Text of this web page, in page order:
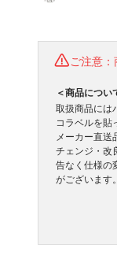
ご注意：
＜商品につい
取扱商品には
コラベルを貼
メーカー直送
チェンジ・改
告なく仕様の
がございます。